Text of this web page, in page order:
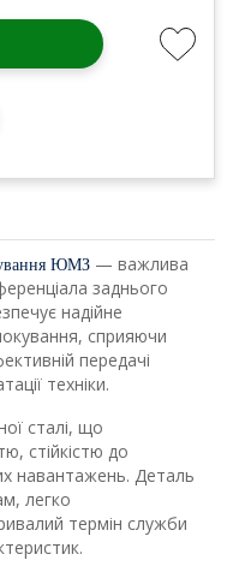
ЮМЗ — важлива
заднього
надійне
сприяючи
передачі
техніки.
сталі, що
стійкістю до
навантажень. Деталь
легко
термін служби